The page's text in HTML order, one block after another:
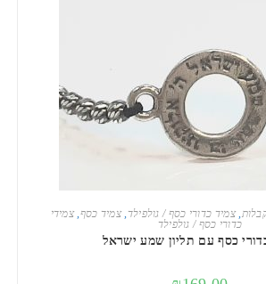
הוספה לסל
,צמיד כדורי כסף / גולפילד,צמיד כסף,צמידי
כדורי כסף / גולפילד
כסף עם תליון שמע ישראל